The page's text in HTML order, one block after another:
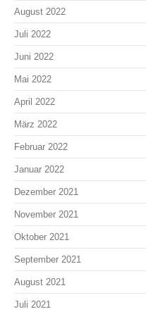
August 2022
Juli 2022
Juni 2022
Mai 2022
April 2022
März 2022
Februar 2022
Januar 2022
Dezember 2021
November 2021
Oktober 2021
September 2021
August 2021
Juli 2021